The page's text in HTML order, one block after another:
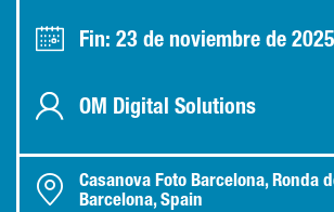
Fin: 23 de noviembre de 2025
OM Digital Solutions
Casanova Foto Barcelona, Ronda
Barcelona, Spain